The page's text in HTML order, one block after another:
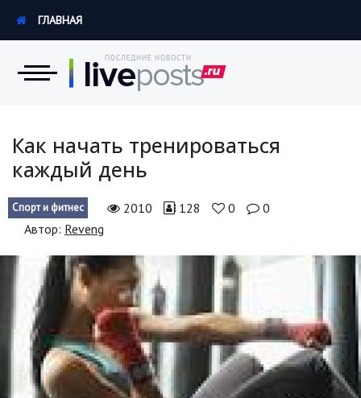
Экономика
Происшествия
Россия
Наука и техника
Политика
Образование
ГЛАВНАЯ
Как начать тренироваться
каждый день
Спорт и фитнес 2010 128 0
0
Автор: Reveng